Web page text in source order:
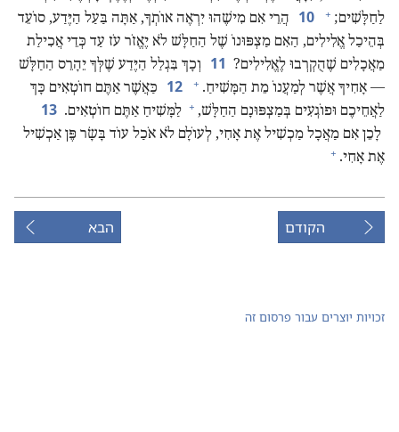
לַחַלָּשִׁים;‏ +
10
הֲרֵי אִם מִישֶׁהוּ יִרְאֶה אוֹתְךָ,‏ אַתָּה בַּעַל הַיֶּדַע,‏ סוֹעֵד
בְּהֵיכַל אֱלִילִים,‏ הַאִם מַצְפּוּנוֹ שֶׁל הַחַלָּשׁ לֹא יֶאֱזֹר עֹז עַד כְּדֵי אֲכִילַת
מַאֲכָלִים שֶׁהֻקְרְבוּ לֶאֱלִילִים?‏ 11
וְכָךְ בִּגְלַל הַיֶּדַע שֶׁלְּךָ יֵהָרֵס הַחַלָּשׁ
— אָחִיךָ אֲשֶׁר לְמַעֲנוֹ מֵת הַמָּשִׁיחַ.‏ +
12
כַּאֲשֶׁר אַתֶּם חוֹטְאִים כָּךְ
לַאֲחֵיכֶם וּפוֹגְעִים בְּמַצְפּוּנָם הַחַלָּשׁ,‏ + לַמָּשִׁיחַ אַתֶּם חוֹטְאִים.‏ 13
לָכֵן אִם מַאֲכָל מַכְשִׁיל אֶת אָחִי,‏ לְעוֹלָם לֹא אֹכַל עוֹד בָּשָׂר פֶּן אַכְשִׁיל
אֶת אָחִי.‏ +
הקודם הבא
זכויות יוצרים עבור פרסום זה